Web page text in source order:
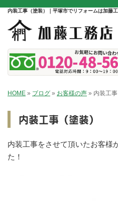
内装工事（塗装）｜平塚市でリフォームは加藤
HOME » ブログ » お客様の声 » 内装工事
内装工事（塗装）
内装工事をさせて頂いたお客様
た！